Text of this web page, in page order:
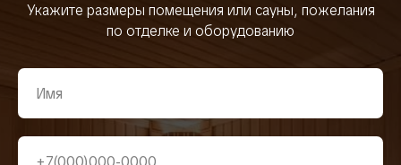
Укажите размеры помещения или сауны, пожелания
по отделке и оборудованию